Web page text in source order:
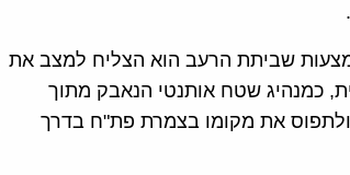
שביתת הרעב הוא הצליח למצב את
כמנהיג שטח אותנטי הנאבק מתוך
ולתפוס את מקומו בצמרת פת"ח בדרך